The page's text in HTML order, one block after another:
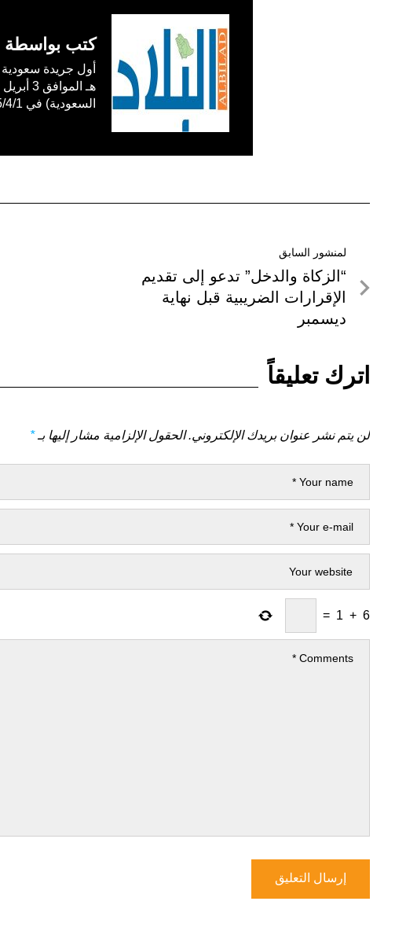
كتب بواسطة
السعودية) في 1365/4/1 هـ 1946/3/4 م
تصفّح
المقالات
لمنشور السابق
لمنشور
السابق
“الزكاة والدخل” تدعو إلى تقديم
الإقرارات الضريبية قبل نهاية
ديسمبر
اترك تعليقاً
لن يتم نشر عنوان بريدك الإلكتروني. الحقول الإلزامية مشار إليها بـ*
6
+
1
=